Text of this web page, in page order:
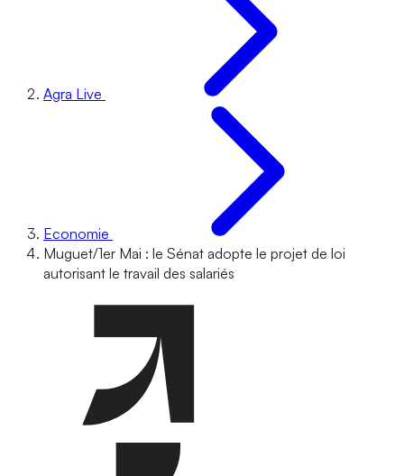
Agra Live
Economie
Muguet/1er Mai : le Sénat adopte le projet de loi
autorisant le travail des salariés